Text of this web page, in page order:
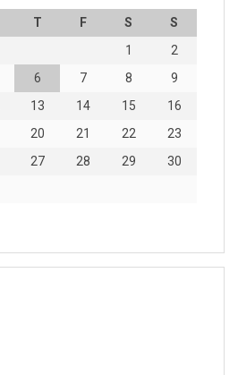
T F S
S
1
2
6 7 8
9
13 14 15
16
20 21 22
23
27 28 29
30